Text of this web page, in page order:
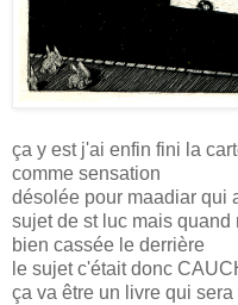
ça y est j'ai enfin fini la
comme sensation
désolée pour maadiar qui
sujet de st luc mais
bien cassée le derrière
le sujet c'était donc
ça va être un livre qui